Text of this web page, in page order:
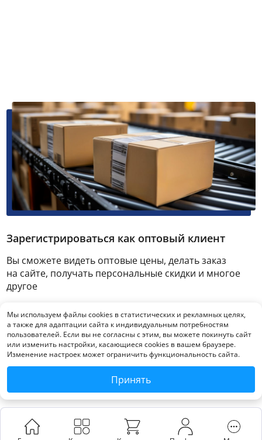
Зарегистрироваться как оптовый клиент
Вы сможете видеть оптовые цены, делать заказ
на сайте, получать персональные скидки и многое
другое
Зарегистрироваться
Мы используем файлы cookies в статистических и рекламных целях,
а также для адаптации сайта к индивидуальным потребностям
пользователей. Если вы не согласны с этим, вы можете покинуть сайт
или изменить настройки, касающиеся cookies в вашем браузере.
Изменение настроек может ограничить функциональность сайта.
Принять